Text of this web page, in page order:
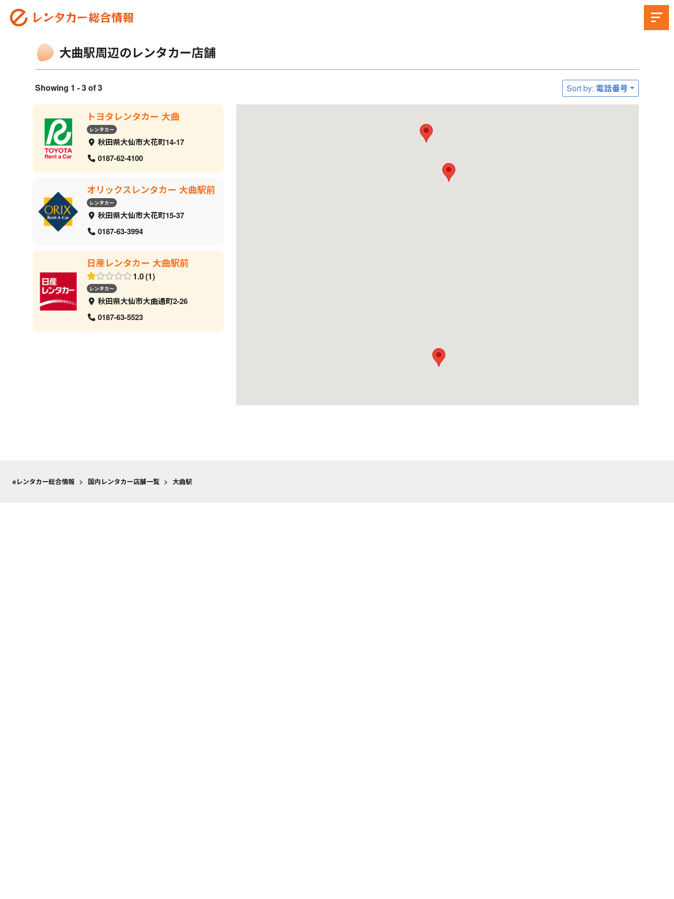
大曲駅周辺のレンタカー店舗
Showing 1 - 3 of 3 Sort by: 電話番号
トヨタレンタカー 大曲
レンタカー
秋田県大仙市大花町14-17
0187-62-4100
オリックスレンタカー 大曲駅前
レンタカー
秋田県大仙市大花町15-37
0187-63-3994
日産レンタカー 大曲駅前
1.0 1
レンタカー
秋田県大仙市大曲通町2-26
0187-63-5523
eレンタカー総合情報 > 国内レンタカー店舗一覧 > 大曲駅